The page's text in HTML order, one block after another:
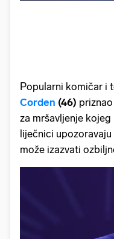
Popularni komičar i
Corden (46)
za mršavljenje
liječnici
može izazvati